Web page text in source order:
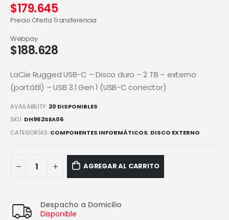
$179.645
Precio Oferta Transferencia
$188.628
Webpay
LaCie Rugged USB-C – Disco duro – 2 TB – externo
(portátil) – USB 3.1 Gen 1 (USB-C conector)
AVAILABILITY: 20 DISPONIBLES
SKU: DH962SEA06
CATEGORÍAS: COMPONENTES INFORMÁTICOS, DISCO EXTERNO
AGREGAR AL CARRITO
Despacho a Domicilio
Disponible